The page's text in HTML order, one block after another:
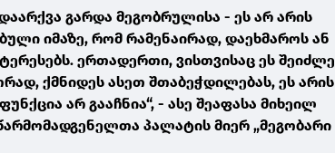
გარდა მეგობრულისა - ეს არ არის
იმაზე, რომ რამენაირად, დაეხმაროს ან
ერთადერთი, ვისთვისაც ეს
ქმნიდეს ასეთ შთაბეჭდილებას, ეს არის
არ გააჩნია“, - ასე შეაფასა მიხეილ
პალატის მიერ „მეგობარი